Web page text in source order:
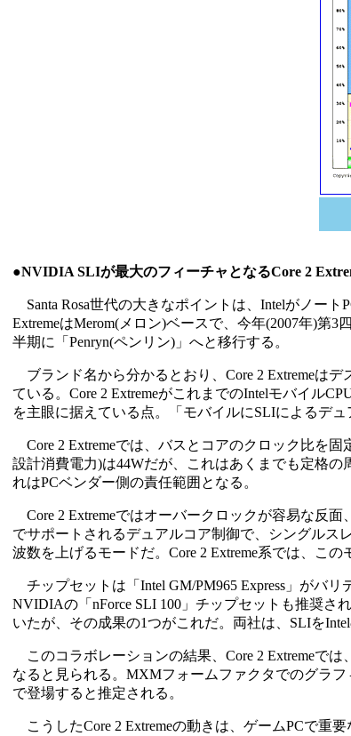
●NVIDIA SLIが最大のフィーチャとなるCore 2
Santa Rosa世代の大きなポイントは、Intelがノート
ExtremeはMerom(メロン)ベースで、今年(2007年)第
半期に「Penryn(ペンリン)」へと移行する。
ブランド名から分かるとおり、Core 2 Extremeはデ
ている。Core 2 ExtremeがこれまでのIntelモバイル
を主眼に据えている点。「モバイルにSLIによるデ
Core 2 Extremeでは、バスとコアのクロック比を固
設計消費電力)は44Wだが、これはあくまでも定格
れはPCベンダー側の責任範囲となる。
Core 2 Extremeではオーバークロックが容易な反面
でサポートされるデュアルコア制御で、シングルス
波数を上げるモードだ。Core 2 Extreme系では、こ
チップセットは「Intel GM/PM965 Express」がバ
NVIDIAの「nForce SLI 100」チップセットも推奨さ
いたが、その成果の1つがこれだ。両社は、SLIを
このコラボレーションの結果、Core 2 Extremeでは
なると見られる。MXMフォームファクタでのグラフ
で登場すると推定される。
こうしたCore 2 Extremeの動きは、ゲームPCで重